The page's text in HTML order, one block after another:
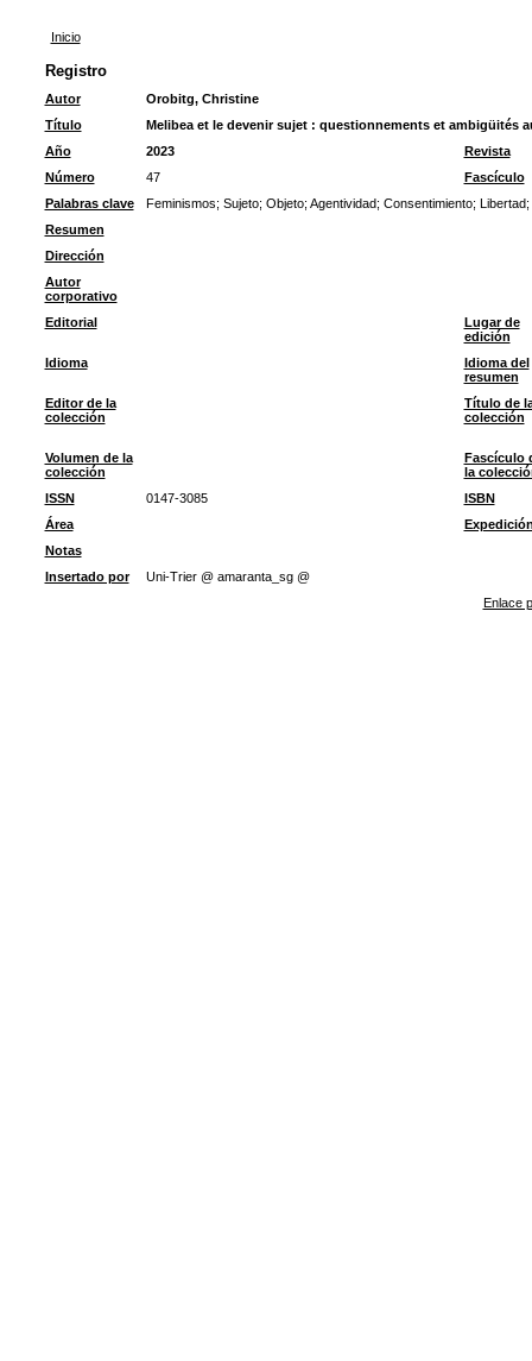
Inicio
Registro
Autor
Orobitg, Christine
Título
Melibea et le devenir sujet : questionnements et ambigüités
Año
2023
Revista
Número
47
Fascículo
Palabras clave
Feminismos; Sujeto; Objeto; Agentividad; Consentimiento; Libertad;
Resumen
Dirección
Autor
corporativo
Editorial
Lugar de
edición
Idioma
Idioma del
resumen
Editor de la
colección
Título de
colección
Volumen de la
colección
Fascículo
la
ISSN
0147-3085
ISBN
Área
Notas
Insertado por
Uni-Trier @ amaranta_sg @
Enlace